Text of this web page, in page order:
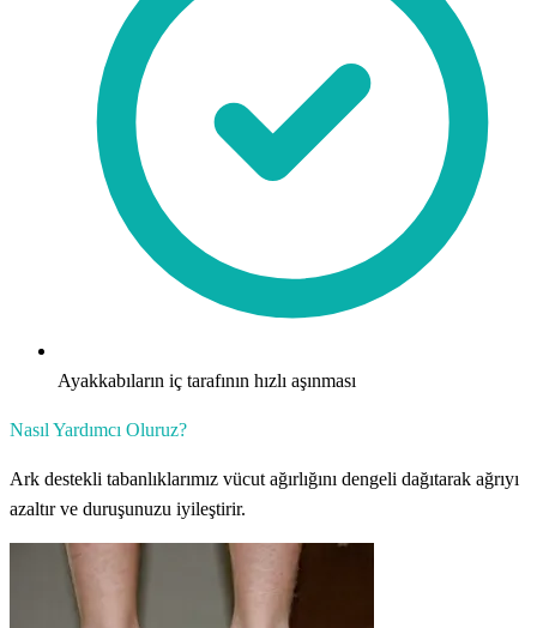
Ayakkabıların iç tarafının hızlı aşınması
Nasıl Yardımcı Oluruz?
Ark destekli tabanlıklarımız vücut ağırlığını dengeli dağıtarak ağrıyı
azaltır ve duruşunuzu iyileştirir.